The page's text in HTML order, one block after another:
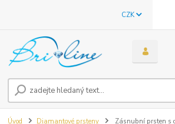
CZK
Úvod Diamantové prsteny
Zásnubní prsten s